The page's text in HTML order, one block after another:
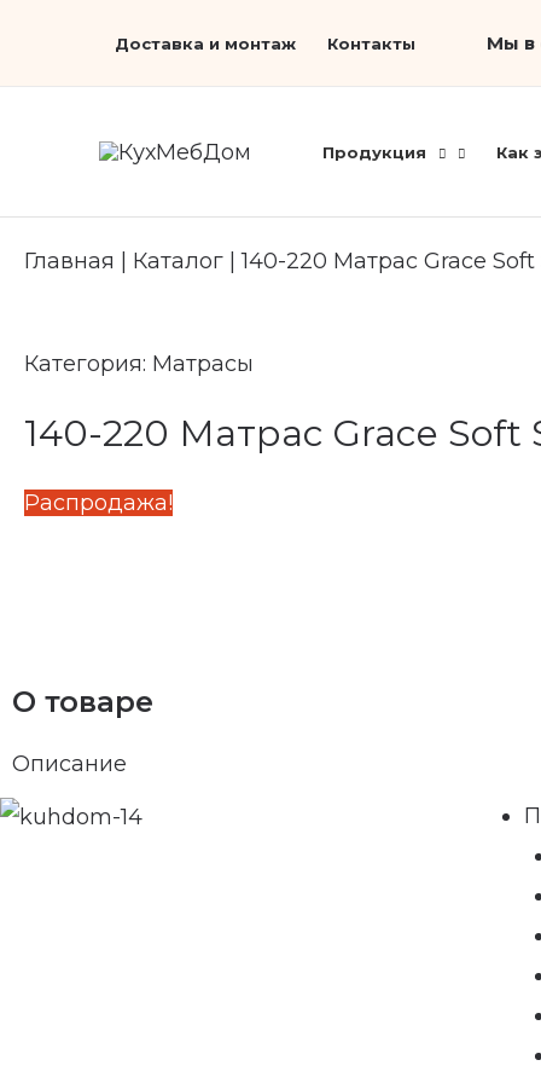
Доставка и монтаж Контакты Мы в
Продукция Как
Главная Каталог |140-220 Матрас Grace
Категория: Матрасы
140-220 Матрас Grace Soft
Распродажа!
О товаре
Описание